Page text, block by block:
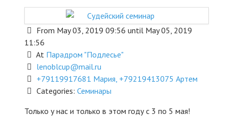
H&F
SEMINARS
DEPARTURES
ARCHIVE
INFO
From May 03, 2019 09:56 until May 05, 2019
11:56
At Парадром "Подлесье"
lenoblcup@mail.ru
+79119917681 Мария, +79219413075 Артем
Categories: Семинары
Только у нас и только в этом году с 3 по 5 мая!